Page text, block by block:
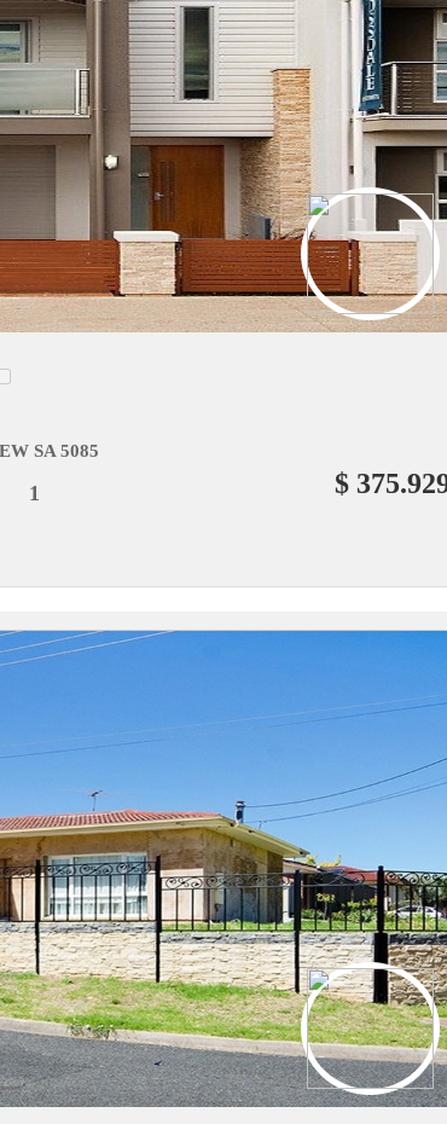
SA 5085
1 $